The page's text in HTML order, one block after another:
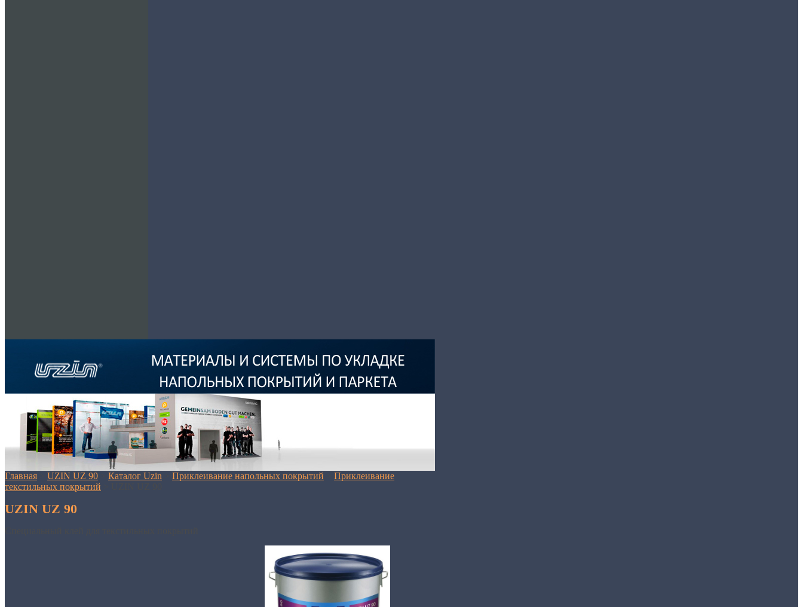
Главная UZIN UZ 90 Каталог Uzin Приклеивание напольных покрытий
Приклеивание
текстильных покрытий
UZIN UZ 90